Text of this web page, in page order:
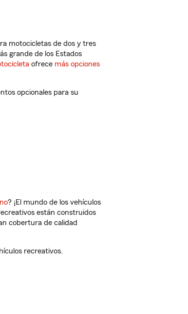
motocicletas de dos y tres
grande de los Estados
ofrece más opciones
opcionales para su
? ¡El mundo de los vehículos
están construidos
cobertura de calidad
recreativos.